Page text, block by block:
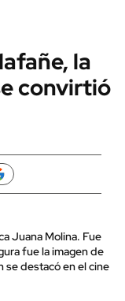
la
convirtió
Juana Molina. Fue
fue la imagen de
se destacó en el cine